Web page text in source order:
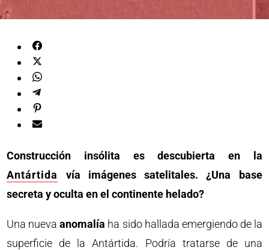
Construcción insólita es descubierta en la
Antártida
vía imágenes satelitales. ¿Una base
secreta y oculta en el continente helado?
Una nuevaanomalía ha sido hallada emergiendo de la
superficie de la Antártida. Podría tratarse de una